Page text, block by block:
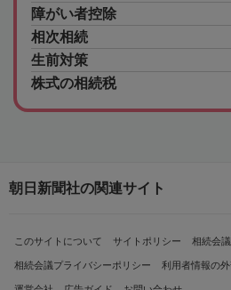
障がい者控除
相次相続
生前対策
株式の相続税
朝日新聞社の関連サイト
このサイトについて サイトポリシー 相続会
相続会議プライバシーポリシー 利用者情報の